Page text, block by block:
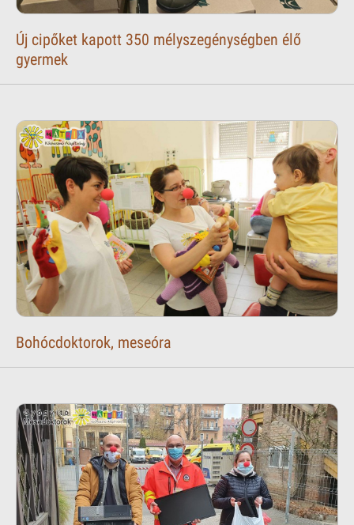
Új cipőket kapott 350 mélyszegénységben élő
gyermek
Bohócdoktorok, meseóra